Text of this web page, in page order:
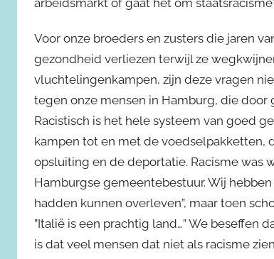
Voor onze broeders en zusters die jaren
gezondheid verliezen terwijl ze
vluchtelingenkampen, zijn deze vragen
tegen onze mensen in Hamburg, die
Racistisch is het hele systeem van goed
kampen tot en met de voedselpakketten,
opsluiting en de deportatie. Racisme was
Hamburgse gemeentebestuur. Wij
hadden kunnen overleven”, maar toen
”Italië is een prachtig land…” We beseffen
is dat veel mensen dat niet als racisme